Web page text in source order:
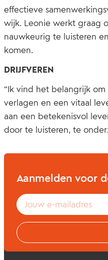
effectieve
wijk. Leonie werkt graag
nauwkeurig te luisteren
komen.
DRIJFVEREN
“Ik vind het belangrijk
verlagen en een vitaal
aan een betekenisvol
door te luisteren, te
Aanmelden voor